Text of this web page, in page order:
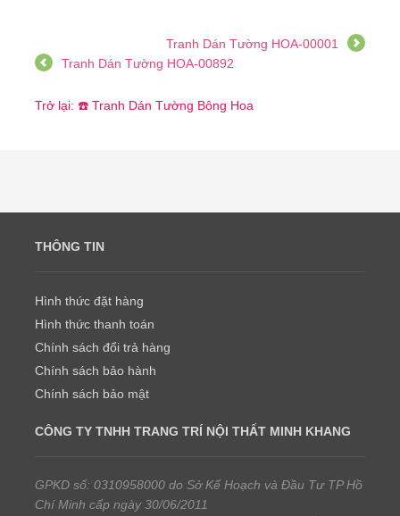
Tranh Dán Tường HOA-00001
Tranh Dán Tường HOA-00892
Trở lại: ☎️ Tranh Dán Tường Bông Hoa
THÔNG TIN
Hình thức đặt hàng
Hình thức thanh toán
Chính sách đổi trả hàng
Chính sách bảo hành
Chính sách bảo mật
CÔNG TY TNHH TRANG TRÍ NỘI THẤT MINH KHANG
GPKD số: 0310958000 do Sở Kế Hoạch và Đầu Tư TP Hồ
Chí Minh cấp ngày 30/06/2011